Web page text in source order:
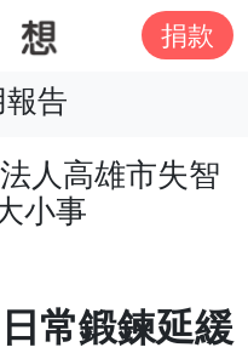
捐款
告
人高雄市失智
小事
日常鍛鍊延緩